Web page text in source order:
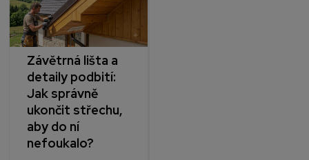
Závětrná lišta a
detaily podbití:
Jak správně
ukončit střechu,
aby do ní
nefoukalo?